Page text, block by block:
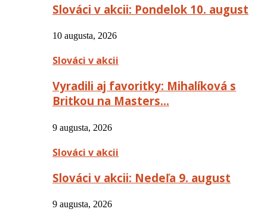
Slováci v akcii: Pondelok 10. august
10 augusta, 2026
Slováci v akcii
Vyradili aj favoritky: Mihalíková s
Britkou na Masters…
9 augusta, 2026
Slováci v akcii
Slováci v akcii: Nedeľa 9. august
9 augusta, 2026